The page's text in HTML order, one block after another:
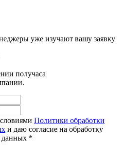
уже изучают вашу заявку
получаса
Политики обработки
и даю согласие на обработку
данных *